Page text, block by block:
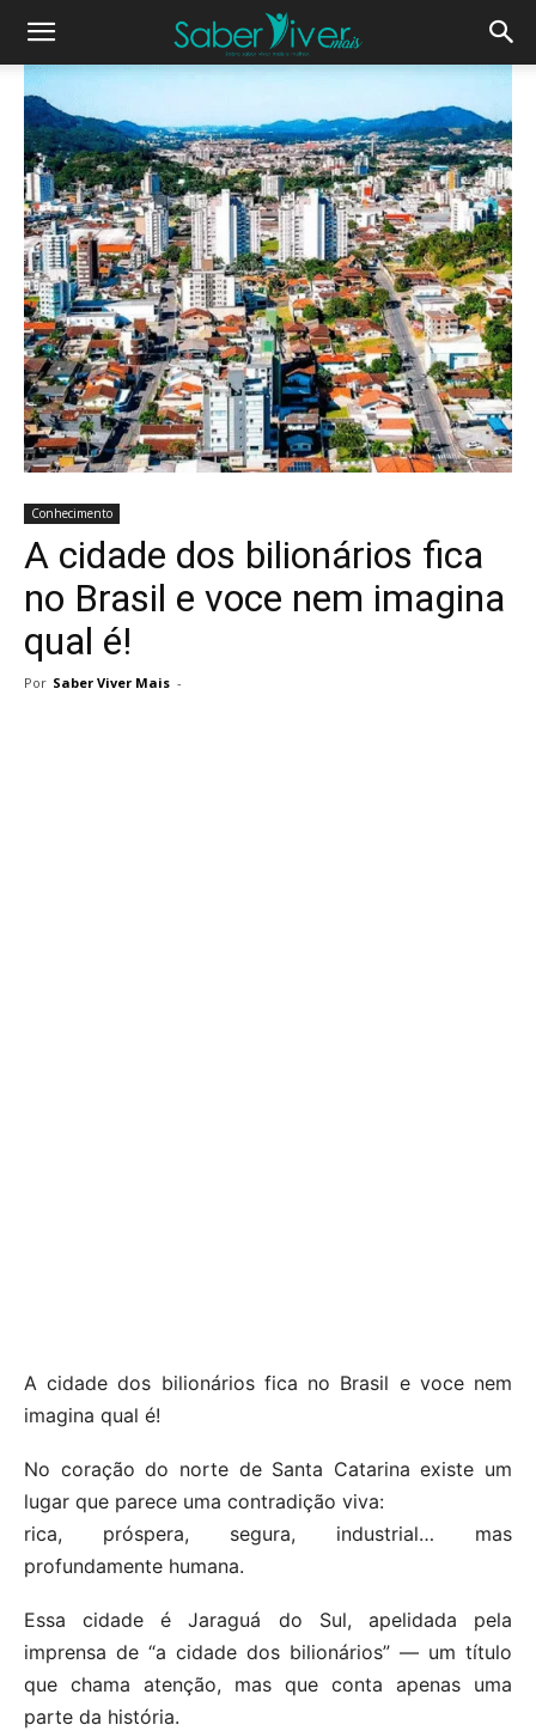
Conhecimento
A cidade dos bilionários fica
no Brasil e voce nem imagina
qual é!
Por Saber Viver Mais -
A cidade dos bilionários fica no Brasil e voce nem
imagina qual é!
No coração do norte de Santa Catarina existe um
lugar que parece uma contradição viva:
rica, próspera, segura, industrial… mas
profundamente humana.
Essa cidade é Jaraguá do Sul, apelidada pela
imprensa de “a cidade dos bilionários” — um título
que chama atenção, mas que conta apenas uma
parte da história.